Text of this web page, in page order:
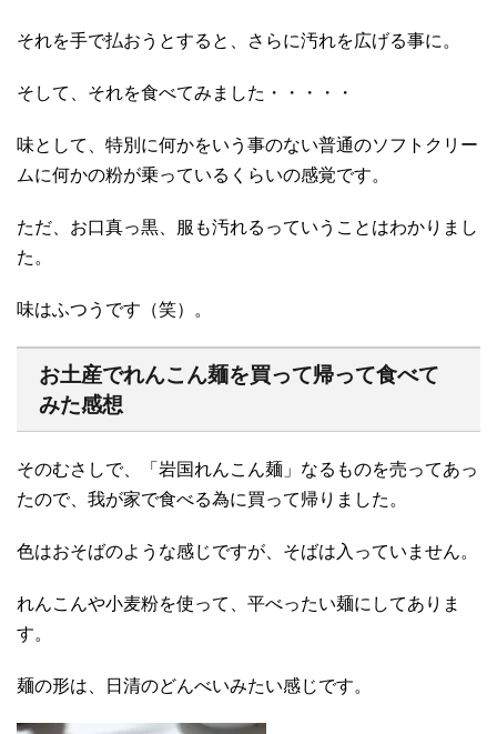
それを手で払おうとすると、さらに汚れを広げる事に。
そして、それを食べてみました・・・・・
味として、特別に何かをいう事のない普通のソフトクリー
ムに何かの粉が乗っているくらいの感覚です。
ただ、お口真っ黒、服も汚れるっていうことはわかりまし
た。
味はふつうです（笑）。
お土産でれんこん麺を買って帰って食べて
みた感想
そのむさしで、「岩国れんこん麺」なるものを売ってあっ
たので、我が家で食べる為に買って帰りました。
色はおそばのような感じですが、そばは入っていません。
れんこんや小麦粉を使って、平べったい麺にしてありま
す。
麺の形は、日清のどんべいみたい感じです。